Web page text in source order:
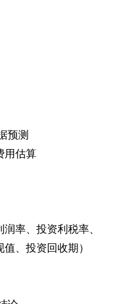
预测
用估算
率、投资利税率、
、投资回收期）